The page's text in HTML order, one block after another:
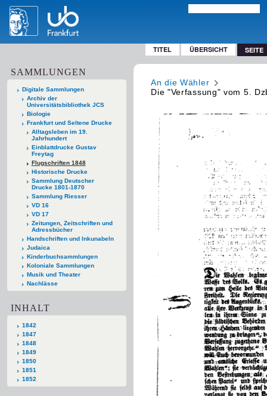
TITEL ÜBERSICHT SEITE
SAMMLUNGEN
Digitale Sammlungen
Archiv der
Universitätsbibliothek JCS
Biologie
Frankfurt und Seltene Drucke
Alltagsleben im 19.
Jahrhundert
Einblattdrucke Gustav
Freytag
Flugschriften 1848
Historische Drucke
Sammlung Deutscher
Drucke 1801-1870
Sammlung Riesser
VD 16
VD 17
Zeitungen, Zeitschriften und
Adressbücher
Handschriften und Inkunabeln
Judaica
Kinderbuchsammlungen
Koloniale Sammlungen
Musik und Theater
Nachlässe
INHALT
1842
1847
1848
1849
1850
1851
1852
An die Wähler
Die "Verfassung" vom 5.